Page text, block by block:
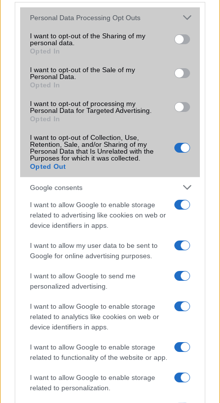
Please note that this website/app uses one or more Google
not limited to your visit or usage behaviour. You may click to
grant or deny consent to Google and its third-party tags to
use your data for below specified purposes in below Google
consent section.
Personal Data Processing Opt Outs
I want to opt-out of the Sharing of my
personal data.
Opted In
I want to opt-out of the Sale of my
Personal Data.
Opted In
I want to opt-out of processing my
Personal Data for Targeted Advertising.
Opted In
I want to opt-out of Collection, Use,
Retention, Sale, and/or Sharing of my
Personal Data that Is Unrelated with the
Purposes for which it was collected.
Opted Out
Google consents
I want to allow Google to enable storage
related to advertising like cookies on web or
device identifiers in apps.
I want to allow my user data to be sent to
Google for online advertising purposes.
I want to allow Google to send me
personalized advertising.
I want to allow Google to enable storage
related to analytics like cookies on web or
device identifiers in apps.
I want to allow Google to enable storage
related to functionality of the website or app.
I want to allow Google to enable storage
related to personalization.
KAPCSOLÓDÓ HÍREK
Szeptember 10-én jön az Apple iPhone 5S
Friss fotókon az aranyszínű iPhone 5S!
Csinálj HUD-ot az iPhone-odból!
Rengeteg új hasznos funcióval jön az iOS 16!
Te várod már az új iOS 16-ot?
További hírek
LEGOLVASOTTABBAK
Számos népszerű Samsung Galaxy készülék kimarad a One
UI 9 frissítésből – itt a lista az érintett modellekről
iPhone 18 bemutató dátum - ekkor rántja le a leplet az
Apple az új csúcsmobilokról
Az Android rejtett automatizmusai: hat funkció, amely
észrevétlenül könnyíti meg a mindennapokat
mobilhasználatot – sokan mégsem tudnak róla
Nem biztos, hogy érdemes kivárni az iPhone 18 Prot
A Galaxy S25 is megkaphatja a Galaxy S26 egyik legjobb
kamerás funkcióját